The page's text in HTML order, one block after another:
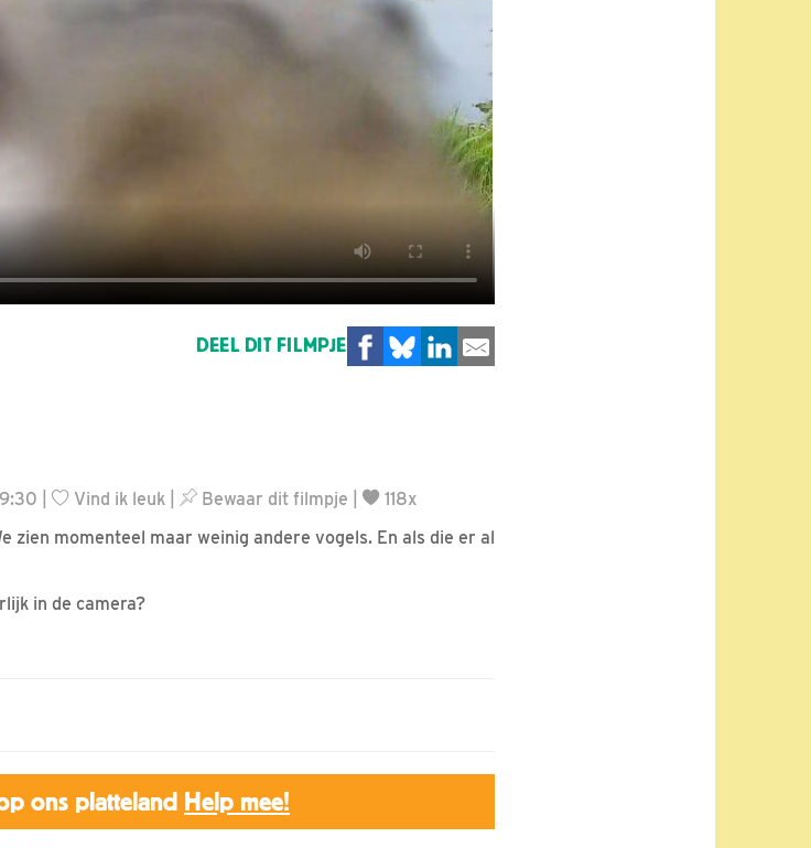
DEEL DIT FILMPJE
| Vind ik leuk Bewaar dit filmpje
118x
zien momenteel maar weinig andere vogels. En als die er al
in de camera?
ons platteland Help mee!